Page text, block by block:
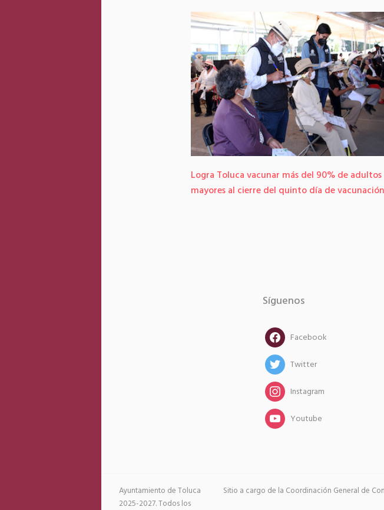
Logra Toluca vacunar más del 90% de adultos
mayores al cierre del quinto día de
Síguenos
facebookFacebook
twitterTwitter
instagramInstagram
instagramYoutube
Sitio a cargo de la Coordinación General de
Ayuntamiento de Toluca
2025-2027. Todos los